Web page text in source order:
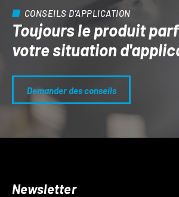
CONSEILS D'APPLICATION
Toujours le produit
votre situation
Demander des conseils
Newsletter